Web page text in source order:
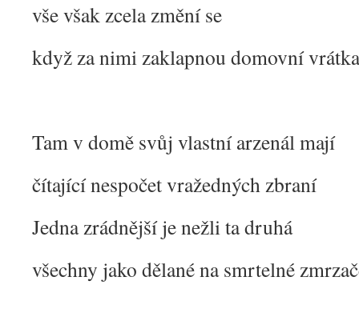
vše však zcela změní se
když za nimi zaklapnou domovní vrátka
Tam v domě svůj vlastní arzenál mají
čítající nespočet vražedných zbraní
Jedna zrádnější je nežli ta druhá
všechny jako dělané na smrtelné